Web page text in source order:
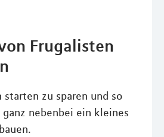
Frugalisten
zu sparen und so
ganz nebenbei ein kleines